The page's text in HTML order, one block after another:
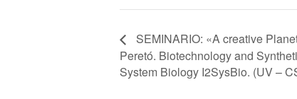
SEMINARIO: «A creative
Peretó. Biotechnology and
System Biology I2SysBio. (UV –